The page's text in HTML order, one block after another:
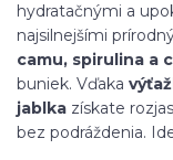
hydratačnými a
najsilnejšími
camu, spirulina a
buniek. Vďaka
jablka získate
bez podráždenia.